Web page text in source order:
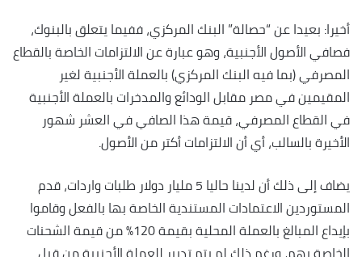
أخيرا: بعيدا عن “حصالة” البنك المركزي، ففيما يتعلق بالبنوك،
فصافي الأصول الأجنبية، وهو عبارة عن الالتزامات الخاصة بالقطاع
المصرفي (بما فيه البنك المركزي) بالعملة الأجنبية لغير
المقيمين في مصر مقابل الودائع والمدخرات بالعملة الأجنبية
في القطاع المصرفي، قيمة هذا الصافي في العشر شهور
الأخيرة بالسالب، أي أن الالتزامات أكتر من الأصول.
يضاف إلى ذلك أن لدينا حاليا 5 مليار دولار طلبات واردات، قدم
المستوردين الاعتمادات المستندية الخاصة بها بالفعل وقاموا
بإيداع المبالغ بالعملة المحلية بقيمة 120% من قيمة الشحنات